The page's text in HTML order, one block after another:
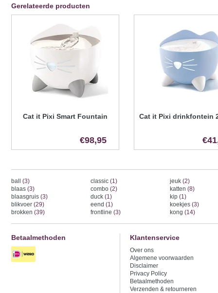
Gerelateerde producten
Cat it Pixi Smart Fountain
€98,95
Cat it Pixi drinkfontein
ball (3)
blaas (3)
blaasgruis (3)
blikvoer (29)
brokken (39)
classic (1)
combo (2)
duck (1)
eend (1)
frontline (3)
jeuk (2)
katten (8)
kip (1)
koekjes (3)
kong (14)
Betaalmethoden Klantenservice
Over ons
Algemene voorwaarden
Disclaimer
Privacy Policy
Betaalmethoden
Verzenden & retourneren